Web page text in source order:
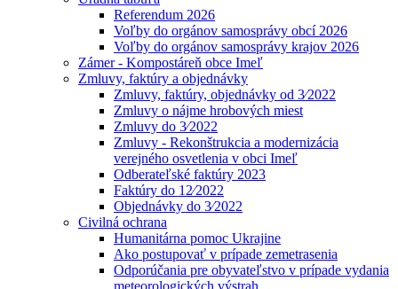
Referendum 2026
Voľby do orgánov samosprávy obcí 2026
Voľby do orgánov samosprávy krajov 2026
Zámer - Kompostáreň obce Imeľ
Zmluvy, faktúry a objednávky
Zmluvy, faktúry, objednávky od 3⁄2022
Zmluvy o nájme hrobových miest
Zmluvy do 3⁄2022
Zmluvy - Rekonštrukcia a modernizácia
verejného osvetlenia v obci Imeľ
Odberateľské faktúry 2023
Faktúry do 12⁄2022
Objednávky do 3⁄2022
Civilná ochrana
Humanitárna pomoc Ukrajine
Ako postupovať v prípade zemetrasenia
Odporúčania pre obyvateľstvo v prípade vydania
meteorologických výstrah